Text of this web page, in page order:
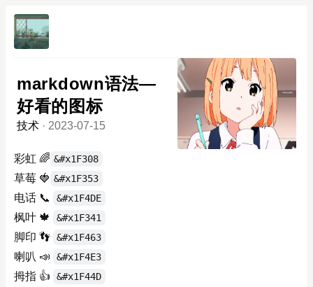
markdown语法—
好看的图标
技术 · 2023-07-15
彩虹 🌈 &#x1F308
草莓 🍓 &#x1F353
电话 📞 &#x1F4DE
枫叶 🍁 &#x1F341
脚印 👣 &#x1F463
喇叭 📣 &#x1F4E3
拇指 👍 &#x1F44D